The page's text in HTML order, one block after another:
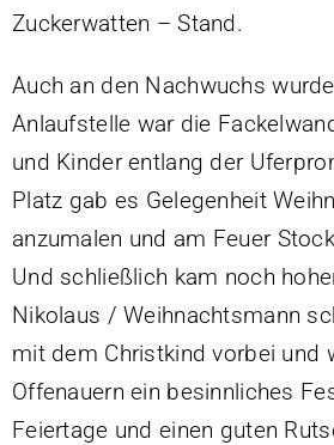
Zuckerwatten – Stand.
Auch an den Nachwuchs
Anlaufstelle war die
und Kinder entlang der
Platz gab es Gelegenheit
anzumalen und am Feuer
Und schließlich kam noch
Nikolaus / Weihnachtsmann
mit dem Christkind vorbei und
Offenauern ein besinnliches
Feiertage und einen guten